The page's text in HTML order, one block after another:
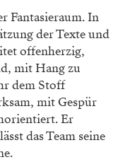
Fantasieraum. In
der Texte und
offenherzig,
mit Hang zu
dem Stoff
mit Gespür
Er
das Team seine